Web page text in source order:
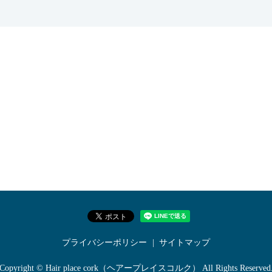
プライバシーポリシー サイトマップ
Copyright © Hair place cork（ヘアープレイスコルク） All Rights Reserved.